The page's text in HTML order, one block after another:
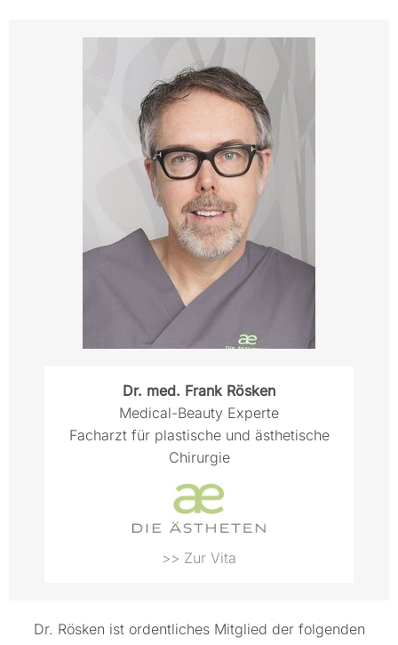
Dr. med. Frank Rösken
Medical-Beauty Experte
Facharzt für plastische und ästhetische
Chirurgie
>> Zur Vita
Dr. Rösken ist ordentliches Mitglied der folgenden